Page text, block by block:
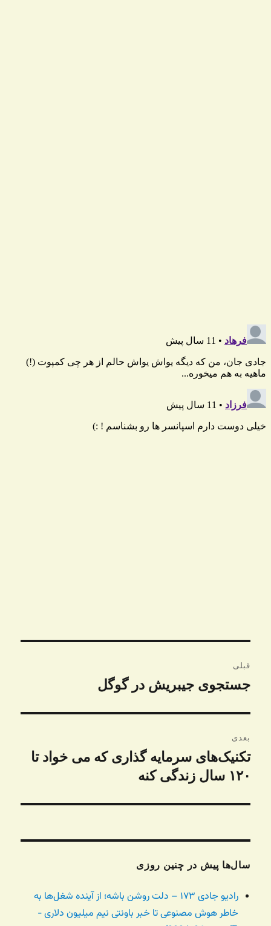
نوشته
قبلی
نوشته
جستجوی جیبریش در گوگل
بعدی
نوشته
بعدی:
تکنیک‌های سرمایه گذاری که می خواد تا
۱۲۰ سال زندگی کنه
سال‌ها پیش در چنین روزی
رادیو جادی ۱۷۳ – دلت روشن باشه؛ از آینده شغل‌ها به
خاطر هوش مصنوعی تا خبر باونتی نیم میلیون دلاری -